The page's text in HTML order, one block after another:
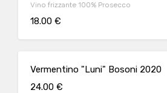
Vino frizzante 100% Prosecco
18.00 €
Vermentino "Luni" Bosoni 2020
24.00 €